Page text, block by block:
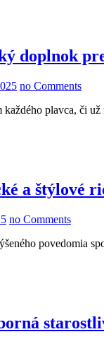
doplnok
no Comments
plavca, či
a štýlové
no Comments
povedomia